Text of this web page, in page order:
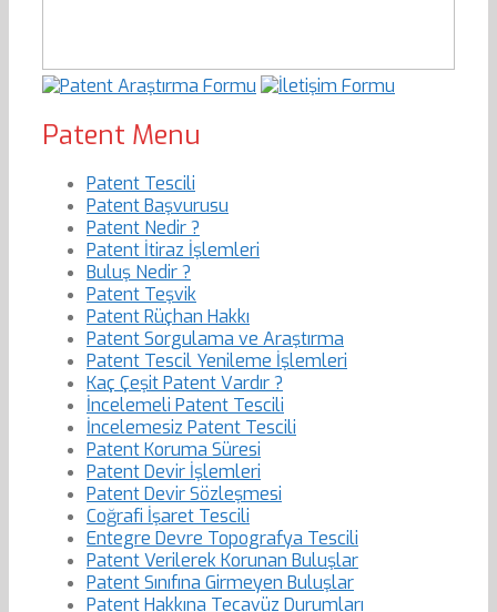
Patent Menu
Patent Tescili
Patent Başvurusu
Patent Nedir ?
Patent İtiraz İşlemleri
Buluş Nedir ?
Patent Teşvik
Patent Rüçhan Hakkı
Patent Sorgulama ve Araştırma
Patent Tescil Yenileme İşlemleri
Kaç Çeşit Patent Vardır ?
İncelemeli Patent Tescili
İncelemesiz Patent Tescili
Patent Koruma Süresi
Patent Devir İşlemleri
Patent Devir Sözleşmesi
Coğrafi İşaret Tescili
Entegre Devre Topografya Tescili
Patent Verilerek Korunan Buluşlar
Patent Sınıfına Girmeyen Buluşlar
Patent Hakkına Tecavüz Durumları